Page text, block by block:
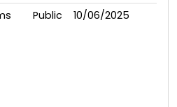
Public 10/06/2025